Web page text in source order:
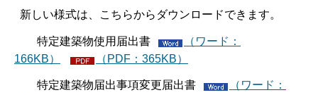
新しい様式は、こちらからダウンロードできます。
特定建築物使用届出書
（ワード：
166KB）
（PDF：365KB）
特定建築物届出事項変更届出書
（ワード：